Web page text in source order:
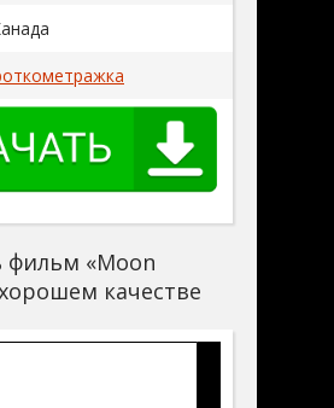
фильм «Moon
качестве